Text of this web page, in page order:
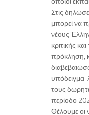
Στις
μπορεί να
νέους
κριτικής
πρόκληση,
τους
περίοδο
Θέλουμε οι